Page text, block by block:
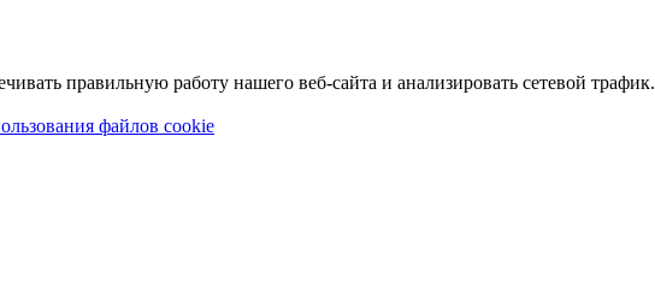
правильную работу нашего веб-сайта и анализировать сетевой трафик.
файлов cookie